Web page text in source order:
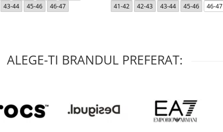
43-44 45-46 46-47
41-42
42-43 43-44 45-46 46-47
ALEGE-TI BRANDUL PREFERAT: